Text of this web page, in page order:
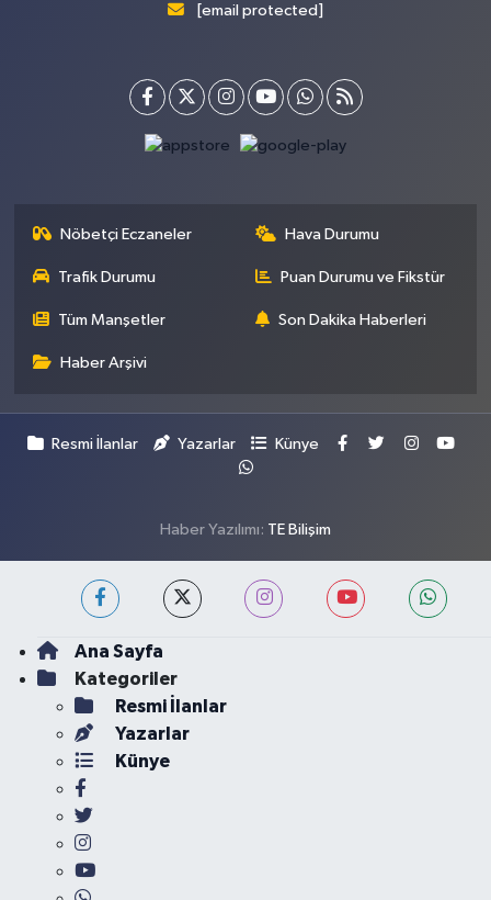
[email protected]
Nöbetçi Eczaneler Hava Durumu
Trafik Durumu Puan Durumu ve Fikstür
Tüm Manşetler Son Dakika Haberleri
Haber Arşivi
Resmi İlanlar Yazarlar Künye
Haber Yazılımı: TE Bilişim
Ana Sayfa
Kategoriler
Resmi İlanlar
Yazarlar
Künye